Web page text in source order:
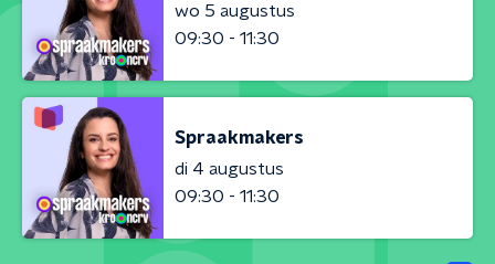
wo 5 augustus
09:30 - 11:30
Spraakmakers
di 4 augustus
09:30 - 11:30